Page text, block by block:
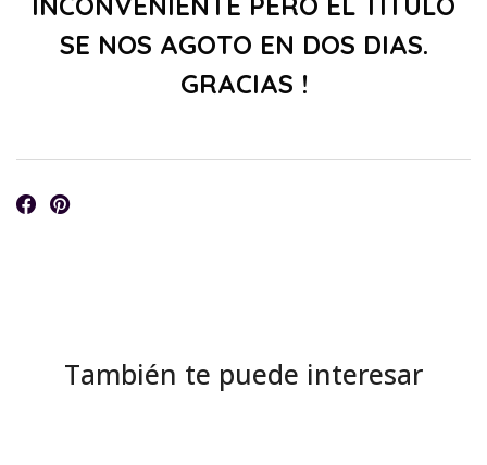
SE NOS AGOTO EN DOS DIAS.
GRACIAS !
También te puede interesar